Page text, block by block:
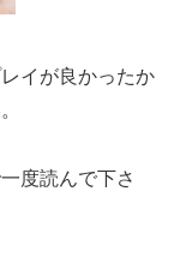
イが良かったか
度読んで下さ